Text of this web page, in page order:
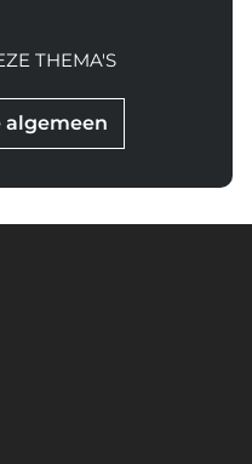
algemeen
THEMA'S